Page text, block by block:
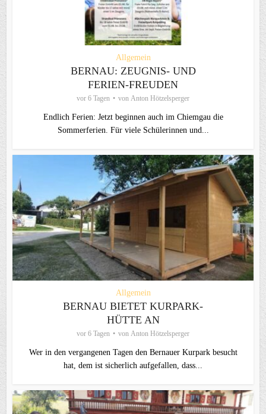
Allgemein
BERNAU: ZEUGNIS- UND
FERIEN-FREUDEN
vor 6 Tagen von Anton Hötzelsperger
Endlich Ferien: Jetzt beginnen auch im Chiemgau die
Sommerferien. Für viele Schülerinnen und...
Allgemein
BERNAU BIETET KURPARK-
HÜTTE AN
vor 6 Tagen von Anton Hötzelsperger
Wer in den vergangenen Tagen den Bernauer Kurpark besucht
hat, dem ist sicherlich aufgefallen, dass...